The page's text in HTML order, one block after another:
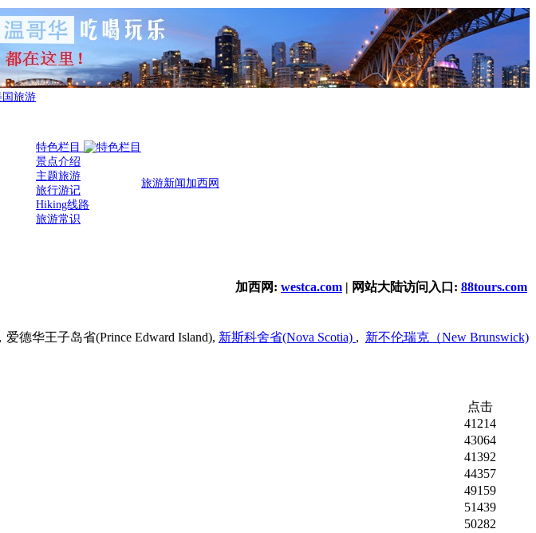
特色栏目
景点介绍
主题旅游
旅行游记
Hiking线路
旅游常识
旅游新闻 加西网
加西网: westca.com | 网站大陆访问入口: 88tours.com
德华王子岛省(Prince Edward Island), 新斯科舍省(Nova Scotia) , 新不伦瑞克（New Brunswick)
点击
41214
43064
41392
44357
49159
51439
50282